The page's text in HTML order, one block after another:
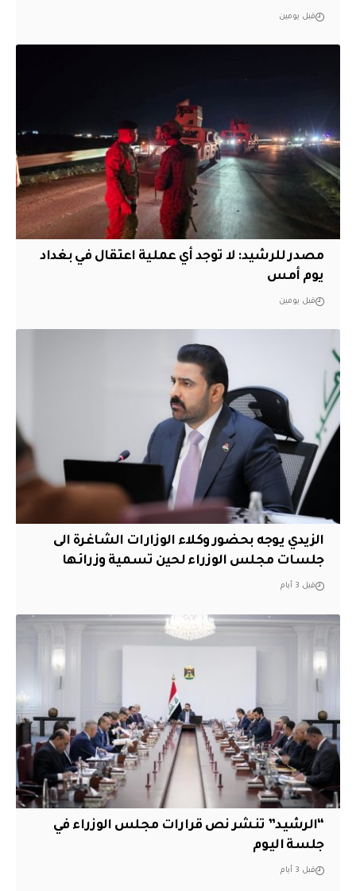
قبل يومين
مصدر للرشيد: لا توجد أي عملية اعتقال في بغداد
يوم أمس
قبل يومين
الزيدي يوجه بحضور وكلاء الوزارات الشاغرة الى
جلسات مجلس الوزراء لحين تسمية وزرائها
قبل 3 أيام
“الرشيد” تنشر نص قرارات مجلس الوزراء في
جلسة اليوم
قبل 3 أيام